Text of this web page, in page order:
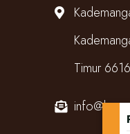
Timur